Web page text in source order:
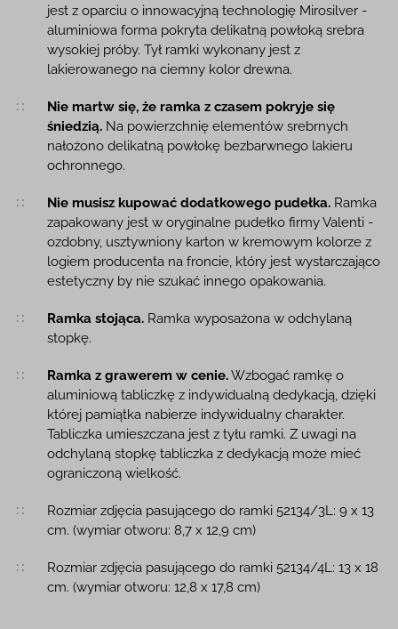
jest z oparciu o innowacyjną technologię Mirosilver -
aluminiowa forma pokryta delikatną powłoką srebra
wysokiej próby. Tył ramki wykonany jest z
lakierowanego na ciemny kolor drewna.
Nie martw się, że ramka z czasem pokryje się
śniedzią.Na powierzchnię elementów srebrnych
nałożono delikatną powłokę bezbarwnego lakieru
ochronnego.
Nie musisz kupować dodatkowego pudełka.Ramka
zapakowany jest w oryginalne pudełko firmy Valenti -
ozdobny, usztywniony karton w kremowym kolorze z
logiem producenta na froncie, który jest wystarczająco
estetyczny by nie szukać innego opakowania.
Ramka stojąca.Ramka wyposażona w odchylaną
stopkę.
Ramka z grawerem w cenie.Wzbogać ramkę o
aluminiową tabliczkę z indywidualną dedykacją, dzięki
której pamiątka nabierze indywidualny charakter.
Tabliczka umieszczana jest z tyłu ramki. Z uwagi na
odchylaną stopkę tabliczka z dedykacją może mieć
ograniczoną wielkość.
Rozmiar zdjęcia pasującego do ramki 52134/3L: 9 x 13
cm. (wymiar otworu: 8,7 x 12,9 cm)
Rozmiar zdjęcia pasującego do ramki 52134/4L: 13 x 18
cm. (wymiar otworu: 12,8 x 17,8 cm)